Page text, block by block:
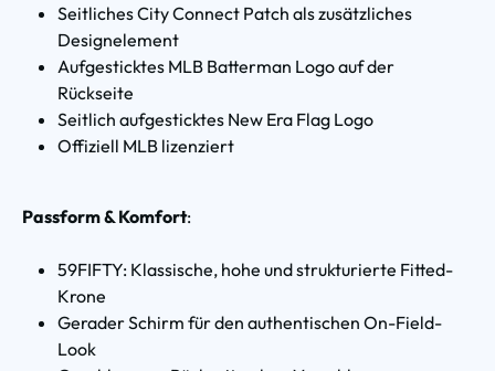
Seitliches City Connect Patch als zusätzliches
Designelement
Aufgesticktes MLB Batterman Logo auf der
Rückseite
Seitlich aufgesticktes New Era Flag Logo
Offiziell MLB lizenziert
Passform & Komfort:
59FIFTY: Klassische, hohe und strukturierte Fitted-
Krone
Gerader Schirm für den authentischen On-Field-
Look